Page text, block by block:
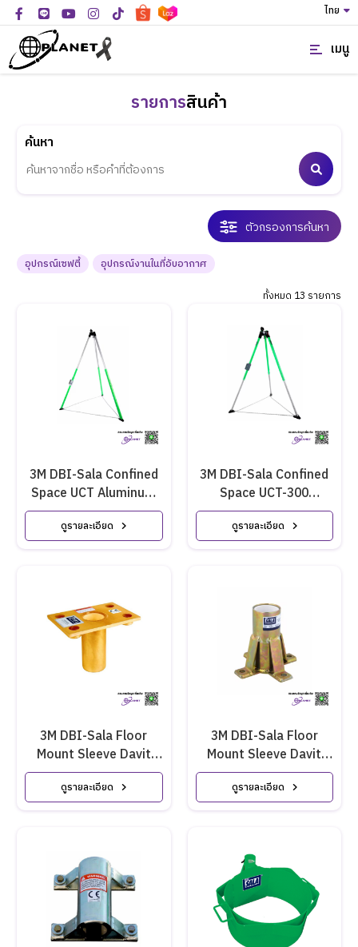
ไทย
เมนู
รายการสินค้า
ค้นหา
ตัวกรองการค้นหา
อุปกรณ์เซฟตี้
อุปกรณ์งานในที่อับอากาศ
ทั้งหมด 13 รายการ
ดูรายละเอียด
3M DBI-Sala Confined
Space UCT Aluminum
Tripod
ดูรายละเอียด
3M DBI-Sala Confined
Space UCT-300
Aluminum Tripod
ดูรายละเอียด
3M DBI-Sala Floor
Mount Sleeve Davit
Base 8510316
ดูรายละเอียด
3M DBI-Sala Floor
Mount Sleeve Davit
Base 8516190